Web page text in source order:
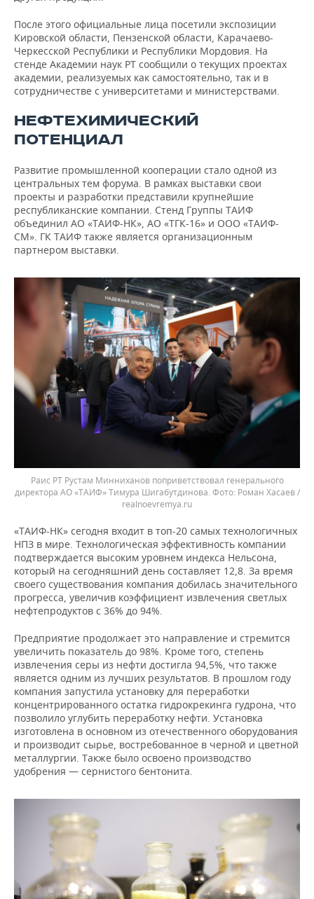
После этого официальные лица посетили экспозиции
Кировской области, Пензенской области, Карачаево-
Черкесской Республики и Республики Мордовия. На
стенде Академии наук РТ сообщили о текущих проектах
академии, реализуемых как самостоятельно, так и в
сотрудничестве с университетами и министерствами.
НЕФТЕХИМИЧЕСКИЙ
ПОТЕНЦИАЛ
Развитие промышленной кооперации стало одной из
центральных тем форума. В рамках выставки свои
проекты и разработки представили крупнейшие
республиканские компании. Стенд Группы ТАИФ
объединил АО «ТАИФ-НК», АО «ТГК-16» и ООО «ТАИФ-
СМ». ГК ТАИФ также является организационным
партнером выставки.
Раис РТ Рустам Минниханов поприветствовал генерального
директора АО «ТАИФ» Тимура Шигабутдинова.
Роман Хасаев /
realnoevremya.ru
«ТАИФ-НК» сегодня входит в топ-20 самых технологичных
НПЗ в мире. Технологическая эффективность компании
подтверждается высоким уровнем индекса Нельсона,
который на сегодняшний день составляет 12,8. За время
своего существования компания добилась значительного
прогресса, увеличив коэффициент извлечения светлых
нефтепродуктов с 36% до 94%.
Предприятие продолжает это направление и стремится
увеличить показатель до 98%. Кроме того, степень
извлечения серы из нефти достигла 94,5%, что также
является одним из лучших результатов. В прошлом году
компания запустила установку для переработки
концентрированного остатка гидрокрекинга гудрона, что
позволило углубить переработку нефти. Установка
изготовлена в основном из отечественного оборудования
и производит сырье, востребованное в черной и цветной
металлургии. Также было освоено производство
удобрения — сернистого бентонита.